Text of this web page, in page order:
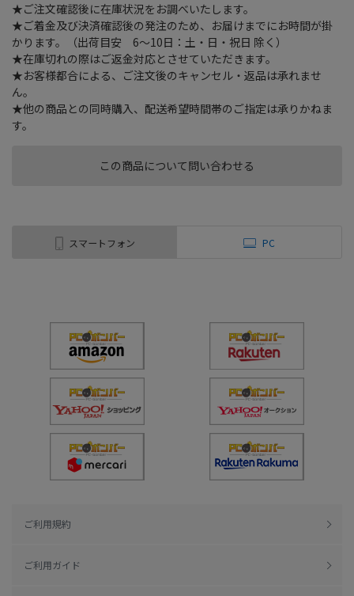
この商品について問い合わせる
★ご注文確認後に在庫状況をお調べいたします。
★ご着金及び決済確認後の発注のため、お届けまでにお時間が掛
かります。（出荷目安 6～10日：土・日・祝日 除く）
★在庫切れの際はご返金対応とさせていただきます。
★お客様都合による、ご注文後のキャンセル・返品は承れませ
ん。
★他の商品との同時購入、配送希望時間帯のご指定は承りかねま
す。
スマートフォン PC
ご利用規約
ご利用ガイド